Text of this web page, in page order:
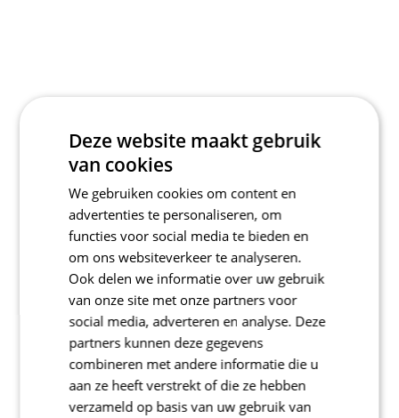
Deze website maakt gebruik
van cookies
We gebruiken cookies om content en
advertenties te personaliseren, om
functies voor social media te bieden en
om ons websiteverkeer te analyseren.
Ook delen we informatie over uw gebruik
van onze site met onze partners voor
social media, adverteren en analyse. Deze
partners kunnen deze gegevens
combineren met andere informatie die u
aan ze heeft verstrekt of die ze hebben
verzameld op basis van uw gebruik van